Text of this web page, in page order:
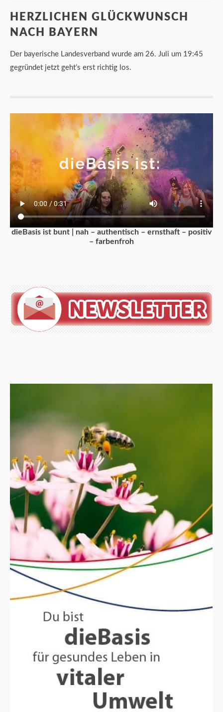
HERZLICHEN GLÜCKWUNSCH
NACH BAYERN
Der bayerische Landesverband wurde am 26. Juli um 19:45
gegründet jetzt geht’s erst richtig los.
dieBasis ist bunt | nah – authentisch – ernsthaft – positiv
– farbenfroh